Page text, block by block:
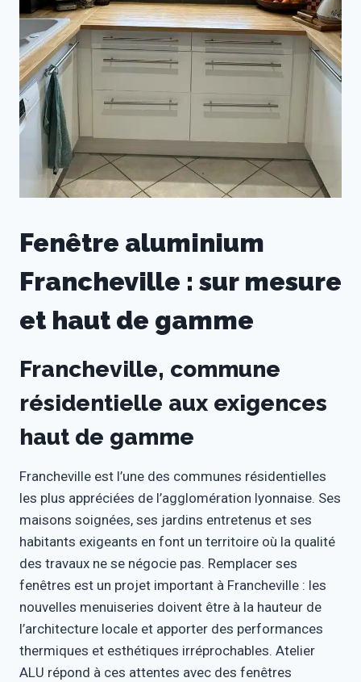
Fenêtre aluminium
Francheville : sur mesure
et haut de gamme
Francheville, commune
résidentielle aux exigences
haut de gamme
Francheville est l’une des communes résidentielles
les plus appréciées de l’agglomération lyonnaise. Ses
maisons soignées, ses jardins entretenus et ses
habitants exigeants en font un territoire où la qualité
des travaux ne se négocie pas. Remplacer ses
fenêtres est un projet important à Francheville : les
nouvelles menuiseries doivent être à la hauteur de
l’architecture locale et apporter des performances
thermiques et esthétiques irréprochables. Atelier
ALU répond à ces attentes avec des fenêtres